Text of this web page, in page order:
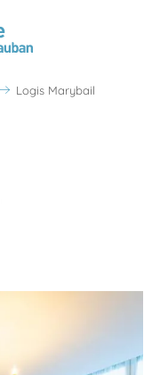
Logis Marybail